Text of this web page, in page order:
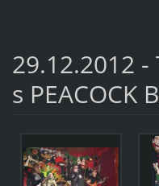
29.12.2012
s PEACOCK